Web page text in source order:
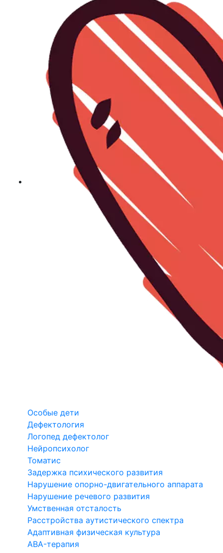
Особые дети
Дефектология
Логопед дефектолог
Нейропсихолог
Томатис
Задержка психического развития
Нарушение опорно-двигательного аппарата
Нарушение речевого развития
Умственная отсталость
Расстройства аутистического спектра
Адаптивная физическая культура
ABA-терапия